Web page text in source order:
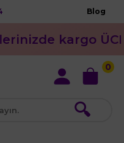
Blog
kargo
🔍
0